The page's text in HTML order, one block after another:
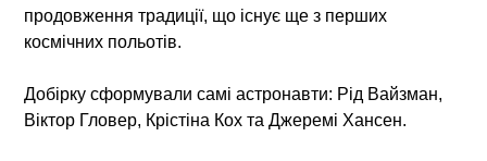
продовження традиції, що існує ще з перших
космічних польотів.
Добірку сформували самі астронавти: Рід Вайзман,
Віктор Гловер, Крістіна Кох та Джеремі Хансен.